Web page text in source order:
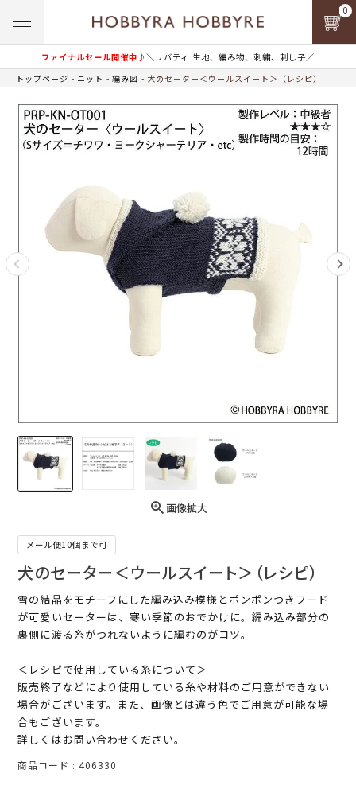
ファイナルセール開催中♪＼リバティ 生地、編み物、刺繍、刺し子／
0
トップページ ニット 編み図 犬のセーター＜ウールスイート＞（レシピ）
画像拡大
メール便10個まで可
犬のセーター＜ウールスイート＞（レシピ）
雪の結晶をモチーフにした編み込み模様とポンポンつきフード
が可愛いセーターは、寒い季節のおでかけに。編み込み部分の
裏側に渡る糸がつれないように編むのがコツ。
＜レシピで使用している糸について＞
販売終了などにより使用している糸や材料のご用意ができない
場合がございます。また、画像とは違う色でご用意が可能な場
合もございます。
詳しくはお問い合わせください。
商品コード 406330